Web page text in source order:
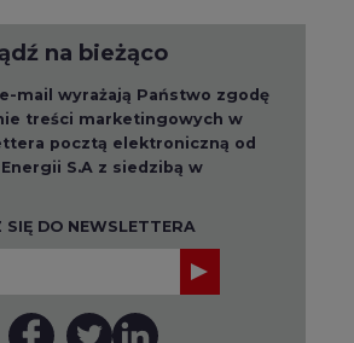
na bieżąco
mail wyrażają Państwo zgodę
treści marketingowych w
pocztą elektroniczną od
S.A z siedzibą w
SIĘ DO NEWSLETTERA